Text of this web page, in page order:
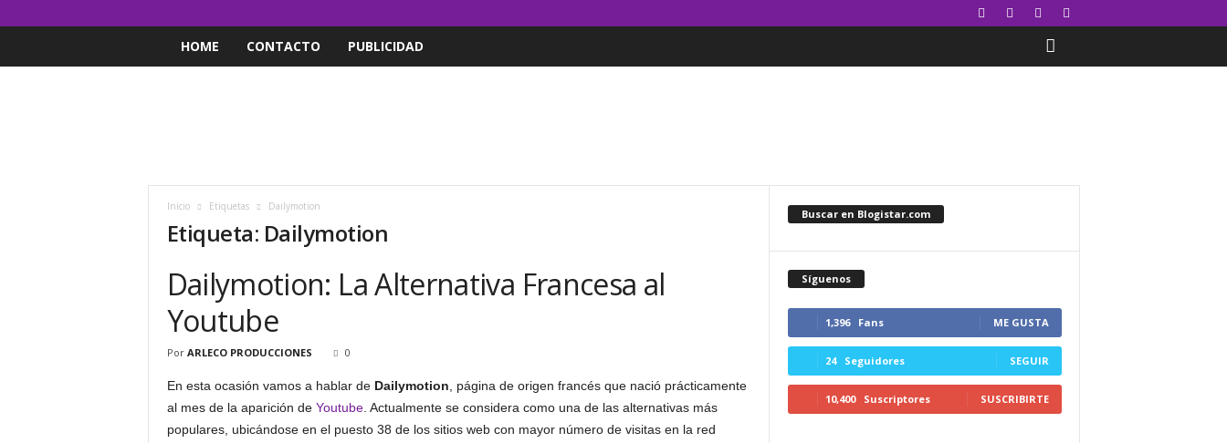
HOME CONTACTO PUBLICIDAD
Inicio Etiquetas Dailymotion
Etiqueta: Dailymotion
Dailymotion: La Alternativa Francesa al
Youtube
Por ARLECO PRODUCCIONES 0
En esta ocasión vamos a hablar de Dailymotion , página de origen francés que nació prácticamente
al mes de la aparición de Youtube. Actualmente se considera como una de las alternativas más
populares, ubicándose en el puesto 38 de los sitios web con mayor número de visitas en la red
Buscar en Blogistar.com
Síguenos
1,396 Fans ME GUSTA
24 Seguidores SEGUIR
10,400 Suscriptores SUSCRIBIRTE